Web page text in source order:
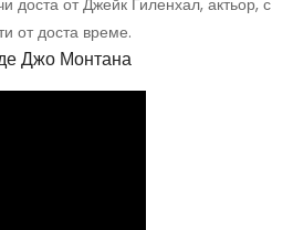
от Джейк Гиленхал, актьор, с
от доста време.
Джо Монтана